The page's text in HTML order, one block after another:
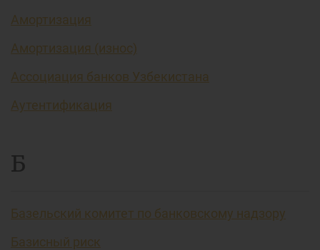
Амортизация
Амортизация (износ)
Ассоциация банков Узбекистана
Аутентификация
Б
Базельский комитет по банковскому надзору
Базисный риск